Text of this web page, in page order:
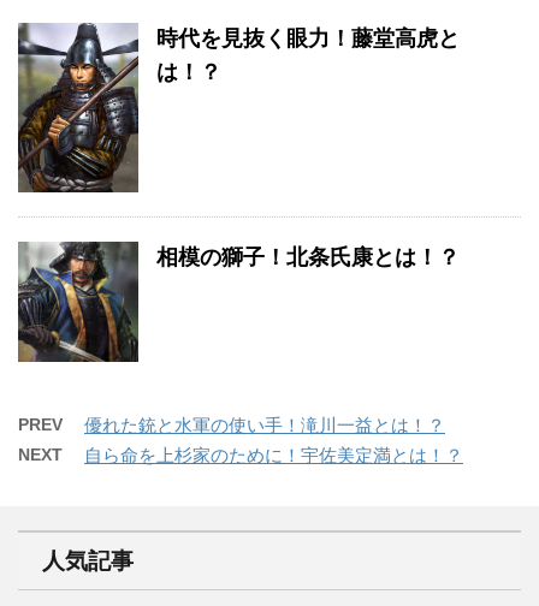
時代を見抜く眼力！藤堂高虎と
は！？
相模の獅子！北条氏康とは！？
PREV 優れた銃と水軍の使い手！滝川一益とは！？
NEXT 自ら命を上杉家のために！宇佐美定満とは！？
人気記事